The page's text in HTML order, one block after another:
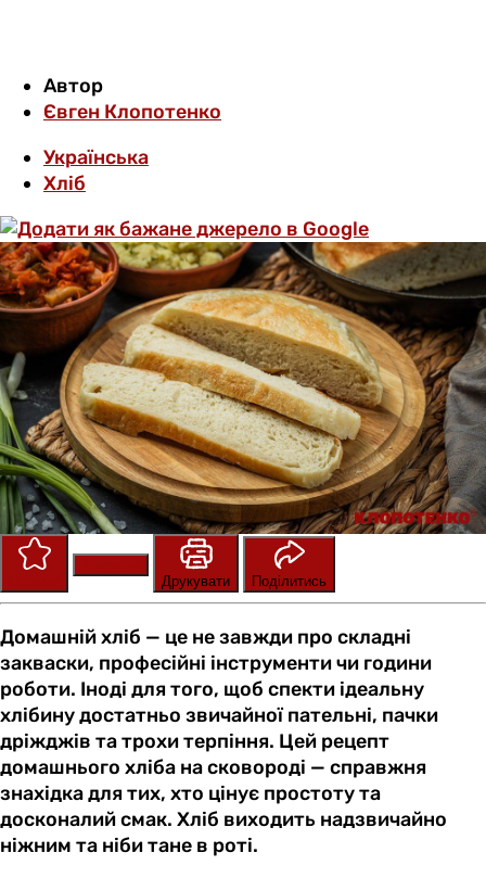
Автор
Євген Клопотенко
Українська
Хліб
Друкувати
Поділитись
Домашній хліб — це не завжди про складні
закваски, професійні інструменти чи години
роботи. Іноді для того, щоб спекти ідеальну
хлібину достатньо звичайної пательні, пачки
дріжджів та трохи терпіння. Цей рецепт
домашнього хліба на сковороді — справжня
знахідка для тих, хто цінує простоту та
досконалий смак. Хліб виходить надзвичайно
ніжним та ніби тане в роті.